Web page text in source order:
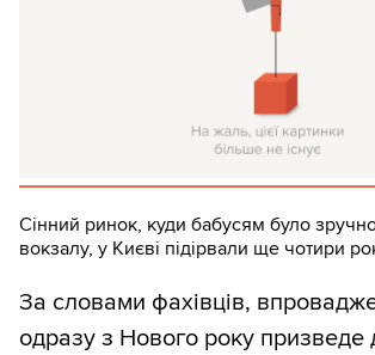
Сінний ринок, куди бабусям було
вокзалу, у Києві підірвали ще чотири
За словами фахівців,
одразу з Нового року призведе